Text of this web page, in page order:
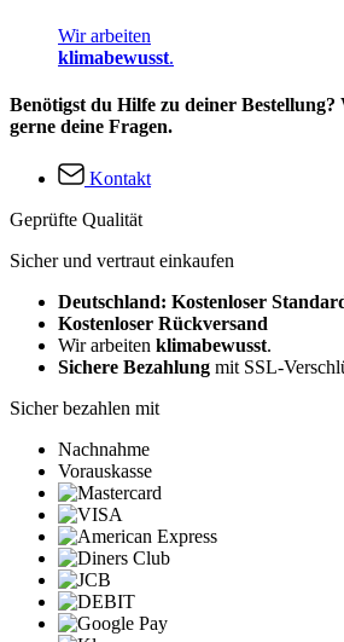
Wir arbeiten
klimabewusst.
Benötigst du Hilfe zu deiner
gerne deine Fragen.
Kontakt
Geprüfte Qualität
Sicher und vertraut einkaufen
Deutschland: Kostenloser
Kostenloser Rückversand
Wir arbeiten klimabewusst.
Sichere Bezahlung mit SSL-
Sicher bezahlen mit
Nachnahme
Vorauskasse